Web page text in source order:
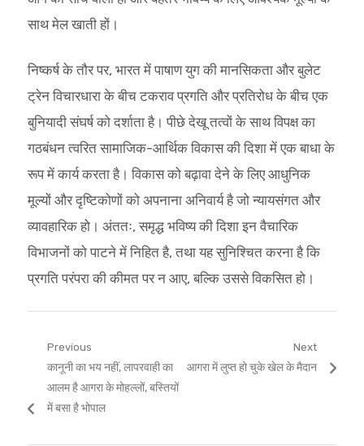
साथ मेल खाती हों।
निष्कर्ष के तौर पर, भारत में पाषाण युग की मानसिकता और बुलेट
ट्रेन विचारधारा के बीच टकराव प्रगति और प्रतिरोध के बीच एक
बुनियादी संघर्ष को दर्शाता है। पीछे देखू तत्वों के साथ विपक्ष का
गठबंधन त्वरित सामाजिक-आर्थिक विकास की दिशा में एक बाधा के
रूप में कार्य करता है। विकास को बढ़ावा देने के लिए आधुनिक
मूल्यों और दृष्टिकोणों को अपनाना अनिवार्य है जो न्यायसंगत और
व्यावहारिक हो। अंततः, समृद्ध भविष्य की दिशा इन वैचारिक
विभाजनों को पाटने में निहित है, तथा यह सुनिश्चित करना है कि
प्रगति परंपरा की कीमत पर न आए, बल्कि उससे विकसित हो।
Post
navigation
Previous
Previous
post:
कानूनी का भय नहीं, लापरवाही का
आलम है आगरा के मोहल्लों, बस्तियों
में बसा है भोपाल
Next
Next
आगरा में लुप्त हो चुके खेल के मैदान